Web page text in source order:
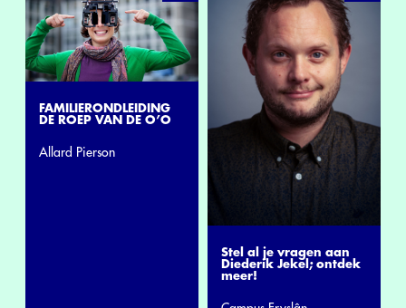
FAMILIERONDLEIDING
DE ROEP VAN DE O’O
Allard Pierson
Stel al je vragen aan
Diederik Jekel; ontdek
meer!